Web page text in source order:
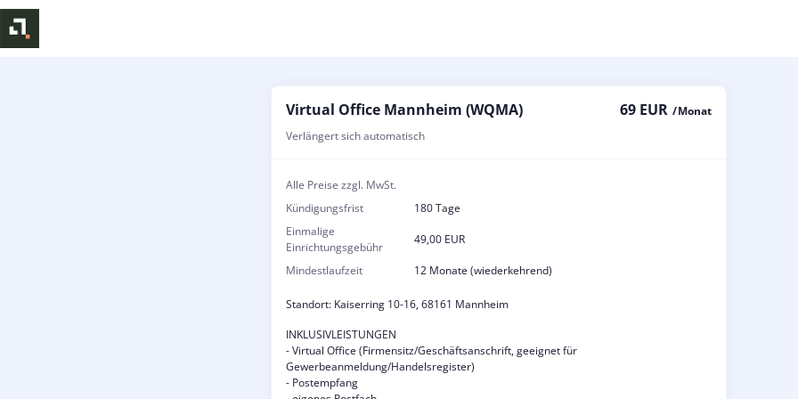
Virtual Office Mannheim (WQMA) 69 EUR / Monat
Verlängert sich automatisch
Alle Preise zzgl. MwSt.
Kündigungsfrist
180 Tage
Einmalige
Einrichtungsgebühr
49,00 EUR
Mindestlaufzeit 12 Monate (wiederkehrend)
Standort: Kaiserring 10-16, 68161 Mannheim
INKLUSIVLEISTUNGEN
- Virtual Office (Firmensitz/Geschäftsanschrift, geeignet für
Gewerbeanmeldung/Handelsregister)
- Postempfang